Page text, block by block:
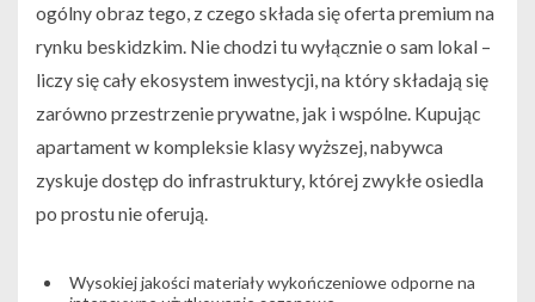
ogólny obraz tego, z czego składa się oferta premium na
rynku beskidzkim. Nie chodzi tu wyłącznie o sam lokal –
liczy się cały ekosystem inwestycji, na który składają się
zarówno przestrzenie prywatne, jak i wspólne. Kupując
apartament w kompleksie klasy wyższej, nabywca
zyskuje dostęp do infrastruktury, której zwykłe osiedla
po prostu nie oferują.
Wysokiej jakości materiały wykończeniowe odporne na